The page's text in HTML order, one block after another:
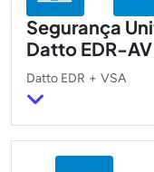
Segurança
Datto EDR-AV
Datto EDR + VSA